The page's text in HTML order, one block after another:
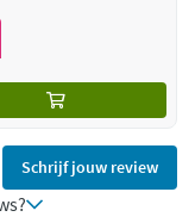
Schrijf jouw review